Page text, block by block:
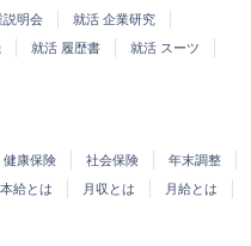
説明会
就活 企業研究
就活 履歴書
就活 スーツ
健康保険 社会保険
年末調整
給とは 月収とは
月給とは